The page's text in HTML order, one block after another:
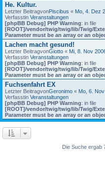
He. Kultur.
Letzter BeitragvonPiscibus « Mo, 4. Dez
Verfasstin Veranstaltungen
[phpBB Debug] PHP Warning: in file
[ROOT]/vendor/twig/twig/lib/Twig/
Parameter must be an array or an
Lachen macht gesund!
Letzter BeitragvonGiotto « Mi, 8. Nov
Verfasstin Veranstaltungen
[phpBB Debug] PHP Warning: in file
[ROOT]/vendor/twig/twig/lib/Twig/
Parameter must be an array or an
Fuchsenfahrt EX
Letzter BeitragvonGeronimo « Mo, 6.
Verfasstin Veranstaltungen
[phpBB Debug] PHP Warning: in file
[ROOT]/vendor/twig/twig/lib/Twig/
Parameter must be an array or an
Die Suche ergab